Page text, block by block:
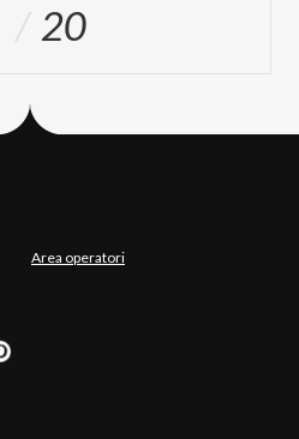
20
Area operatori